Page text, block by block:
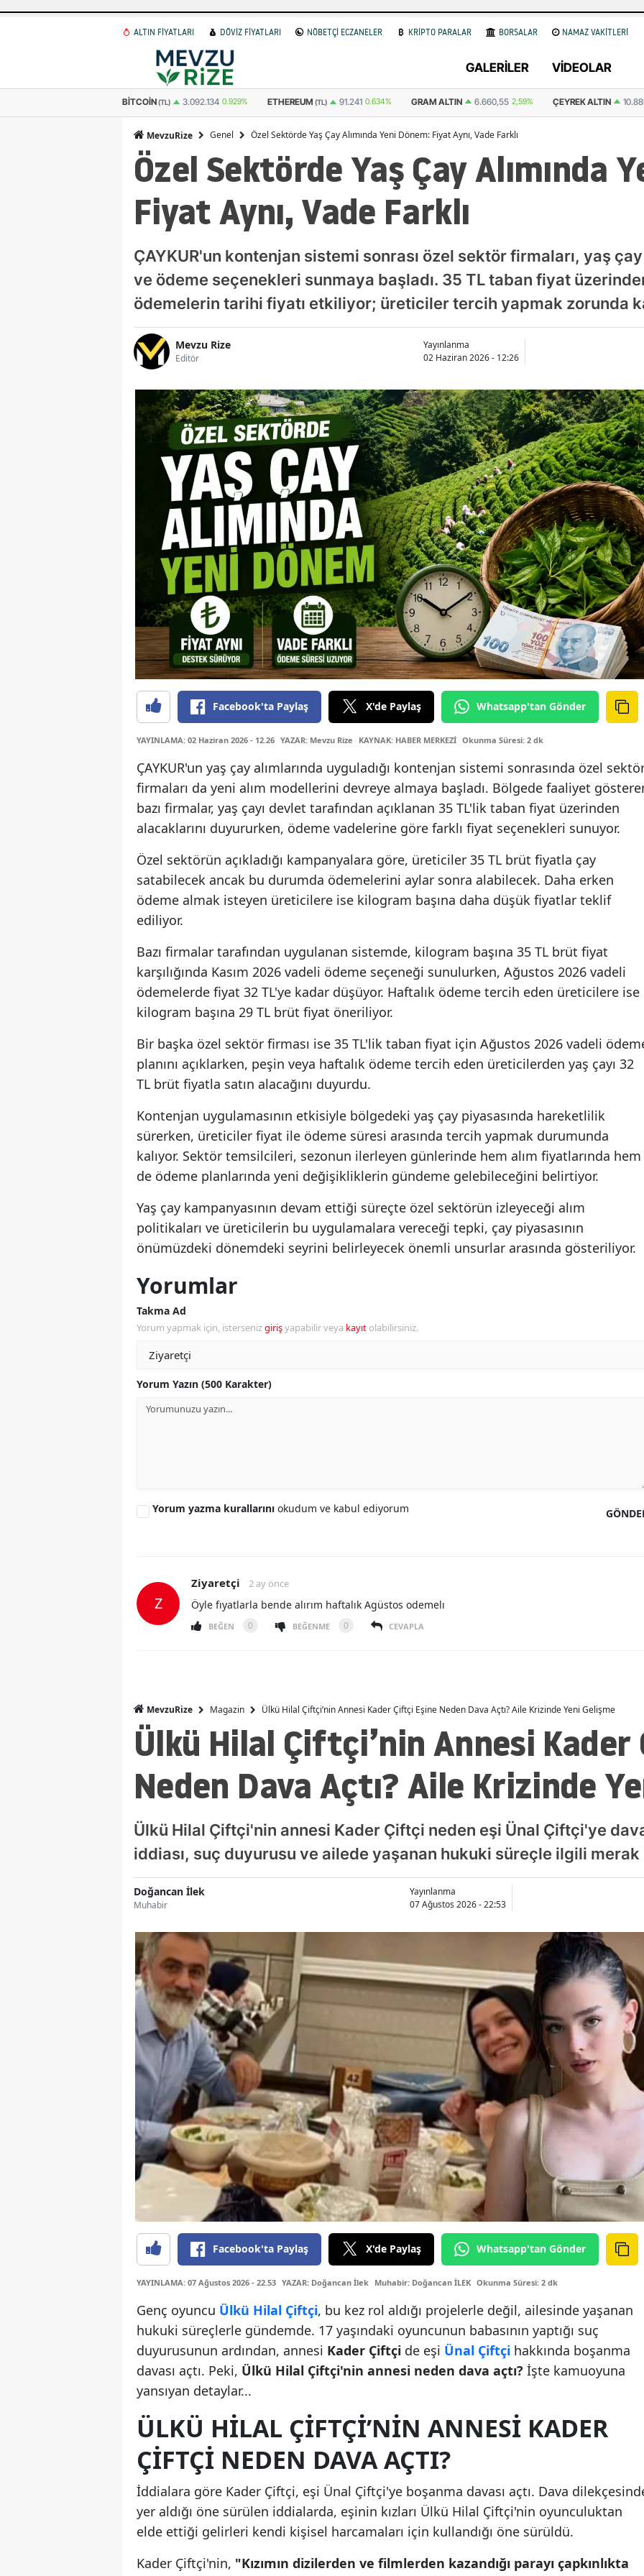
ALTIN FİYATLARI DÖVİZ FİYATLARI NÖBETÇİ ECZANELER KRİPTO PARALAR BORSALAR NAMAZ VAKİTLERİ
GALERİLER VİDEOLAR
ETHEREUM(TL) 91.241 0.634% GRAM ALTIN 6.660,55 2,59% ÇEYREK ALTIN 10.889,99 2,59% YARIM ALTIN
MevzuRize Genel Özel Sektörde Yaş Çay Alımında Yeni Dönem: Fiyat Aynı, Vade Farklı
Özel Sektörde Yaş Çay Alımında
Fiyat Aynı, Vade Farklı
ÇAYKUR'un kontenjan sistemi sonrası özel sektör firmaları, yaş
ve ödeme seçenekleri sunmaya başladı. 35 TL taban fiyat
ödemelerin tarihi fiyatı etkiliyor; üreticiler tercih yapmak zorunda
Mevzu Rize
Editör
Yayınlanma
02 Haziran 2026 - 12:26
Facebook'ta Paylaş X'de Paylaş Whatsapp'tan Gönder
YAYINLAMA: 02 Haziran 2026 - 12.26 YAZAR: Mevzu Rize KAYNAK: HABER MERKEZİ Okunma Süresi: 2 dk
ÇAYKUR'un yaş çay alımlarında uyguladığı kontenjan sistemi sonrasında özel
firmaları da yeni alım modellerini devreye almaya başladı. Bölgede faaliyet
bazı firmalar, yaş çayı devlet tarafından açıklanan 35 TL'lik taban fiyat üzerinden
alacaklarını duyururken, ödeme vadelerine göre farklı fiyat seçenekleri sunuyor.
Özel sektörün açıkladığı kampanyalara göre, üreticiler 35 TL brüt fiyatla çay
satabilecek ancak bu durumda ödemelerini aylar sonra alabilecek. Daha erken
ödeme almak isteyen üreticilere ise kilogram başına daha düşük fiyatlar teklif
ediliyor.
Bazı firmalar tarafından uygulanan sistemde, kilogram başına 35 TL brüt fiyat
karşılığında Kasım 2026 vadeli ödeme seçeneği sunulurken, Ağustos 2026 vadeli
ödemelerde fiyat 32 TL'ye kadar düşüyor. Haftalık ödeme tercih eden üreticilere ise
kilogram başına 29 TL brüt fiyat öneriliyor.
Bir başka özel sektör firması ise 35 TL'lik taban fiyat için Ağustos 2026 vadeli
planını açıklarken, peşin veya haftalık ödeme tercih eden üreticilerden yaş çayı 32
TL brüt fiyatla satın alacağını duyurdu.
Kontenjan uygulamasının etkisiyle bölgedeki yaş çay piyasasında hareketlilik
sürerken, üreticiler fiyat ile ödeme süresi arasında tercih yapmak durumunda
kalıyor. Sektör temsilcileri, sezonun ilerleyen günlerinde hem alım fiyatlarında hem
de ödeme planlarında yeni değişikliklerin gündeme gelebileceğini belirtiyor.
Yaş çay kampanyasının devam ettiği süreçte özel sektörün izleyeceği alım
politikaları ve üreticilerin bu uygulamalara vereceği tepki, çay piyasasının
önümüzdeki dönemdeki seyrini belirleyecek önemli unsurlar arasında gösteriliyor.
Yorumlar
Takma Ad
Yorum yapmak için, istersenizgirişyapabilir veya kayıt olabilirsiniz.
Yorum Yazın (500 Karakter)
Yorum yazma kurallarını okudum ve kabul ediyorum
Z
Ziyaretçi 2 ay önce
Öyle fıyatlarla bende alırım haftalık Agüstos odemelı
BEĞEN 0 BEĞENME 0 CEVAPLA
MevzuRize Magazin Ülkü Hilal Çiftçi’nin Annesi Kader Çiftçi Eşine Neden Dava Açtı? Aile Krizinde Yeni Gelişme
Ülkü Hilal Çiftçi’nin Annesi
Neden Dava Açtı? Aile Krizinde
Ülkü Hilal Çiftçi'nin annesi Kader Çiftçi neden eşi Ünal Çiftçi'ye
iddiası, suç duyurusu ve ailede yaşanan hukuki süreçle ilgili
Doğancan İlek
Muhabir
Yayınlanma
07 Ağustos 2026 - 22:53
Facebook'ta Paylaş X'de Paylaş Whatsapp'tan Gönder
YAYINLAMA: 07 Ağustos 2026 - 22.53 YAZAR: Doğancan İlek Muhabir: Doğancan İLEK Okunma Süresi: 2 dk
Genç oyuncu Ülkü Hilal Çiftçi, bu kez rol aldığı projelerle değil, ailesinde yaşanan
hukuki süreçlerle gündemde. 17 yaşındaki oyuncunun babasının yaptığı suç
duyurusunun ardından, annesi Kader Çiftçi de eşi Ünal Çiftçi hakkında boşanma
davası açtı. Peki, Ülkü Hilal Çiftçi'nin annesi neden dava açtı? İşte kamuoyuna
yansıyan detaylar...
ÜLKÜ HILAL ÇIFTÇI’NIN ANNESI KADER
ÇIFTÇI NEDEN DAVA AÇTI?
İddialara göre Kader Çiftçi, eşi Ünal Çiftçi'ye boşanma davası açtı. Dava
yer aldığı öne sürülen iddialarda, eşinin kızları Ülkü Hilal Çiftçi'nin oyunculuktan
elde ettiği gelirleri kendi kişisel harcamaları için kullandığı öne sürüldü.
Kader Çiftçi'nin, "Kızımın dizilerden ve filmlerden kazandığı parayı çapkınlıkta